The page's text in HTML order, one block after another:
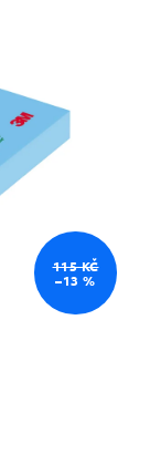
115 KČ
–13 %